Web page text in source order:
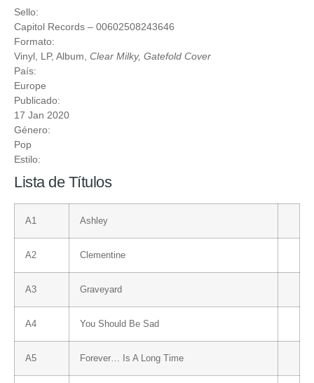
Sello:
Capitol Records ‎– 00602508243646
Formato:
Vinyl , LP, Album, Clear Milky, Gatefold Cover
País:
Europe
Publicado:
17 Jan 2020
Género:
Pop
Estilo:
Lista de Títulos
A1 Ashley
A2 Clementine
A3 Graveyard
A4 You Should Be Sad
A5 Forever… Is A Long Time